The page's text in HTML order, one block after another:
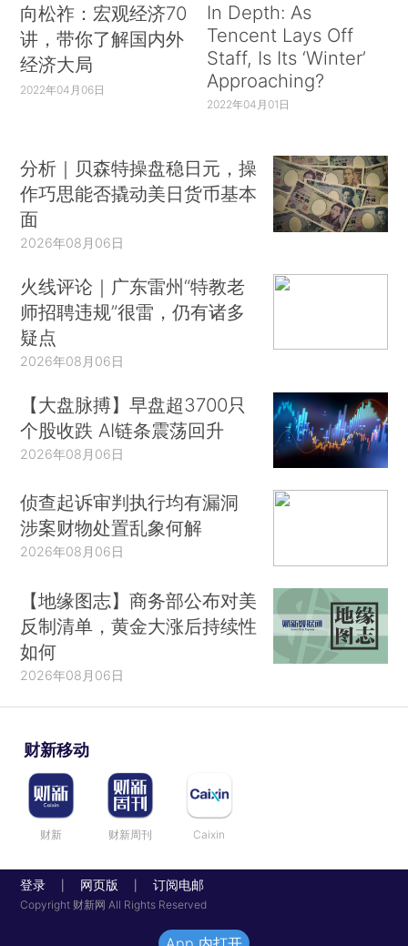
向松祚：宏观经济70
讲，带你了解国内外
经济大局
2022年04月06日
In Depth: As
Tencent Lays Off
Staff, Is Its ‘Winter’
Approaching?
2022年04月01日
分析｜贝森特操盘稳日元，操
作巧思能否撬动美日货币基本
面
2026年08月06日
火线评论｜广东雷州“特教老
师招聘违规”很雷，仍有诸多
疑点
2026年08月06日
【大盘脉搏】早盘超3700只
个股收跌 AI链条震荡回升
2026年08月06日
侦查起诉审判执行均有漏洞
涉案财物处置乱象何解
2026年08月06日
【地缘图志】商务部公布对美
反制清单，黄金大涨后持续性
如何
2026年08月06日
财新移动
财新 财新周刊 Caixin
登录 网页版 订阅电邮
Copyright 财新网 All Rights Reserved